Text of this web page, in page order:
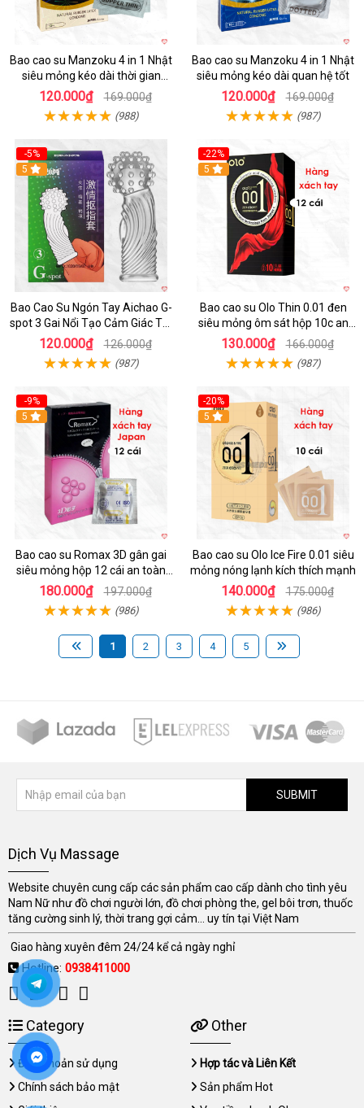
Bao cao su Manzoku 4 in 1 Nhật
siêu mỏng kéo dài thời gian
chính hãng
120.000₫ 169.000₫
(988)
Bao cao su Manzoku 4 in 1 Nhật
siêu mỏng kéo dài quan hệ tốt
120.000₫ 169.000₫
(987)
-5%
5
Bao Cao Su Ngón Tay Aichao G-
spot 3 Gai Nổi Tạo Cảm Giác Tột
Đỉnh
120.000₫ 126.000₫
(987)
-22%
5
Bao cao su Olo Thin 0.01 đen
siêu mỏng ôm sát hộp 10c an
toàn
130.000₫ 166.000₫
(987)
-9%
5
Bao cao su Romax 3D gân gai
siêu mỏng hộp 12 cái an toàn
chất lượng
180.000₫ 197.000₫
(986)
-20%
5
Bao cao su Olo Ice Fire 0.01 siêu
mỏng nóng lạnh kích thích mạnh
140.000₫ 175.000₫
(986)
1 2 3 4 5
SUBMIT
Dịch Vụ Massage
Website chuyên cung cấp các sản phẩm cao cấp dành cho tình yêu
Nam Nữ như đồ chơi người lớn, đồ chơi phòng the, gel bôi trơn, thuốc
tăng cường sinh lý, thời trang gợi cảm... uy tín tại Việt Nam
Giao hàng xuyên đêm 24/24 kể cả ngày nghỉ
Hotline: 0938411000
Category
Điều khoản sử dụng
Chính sách bảo mật
Other
Hợp tác và Liên Kết
Sản phẩm Hot